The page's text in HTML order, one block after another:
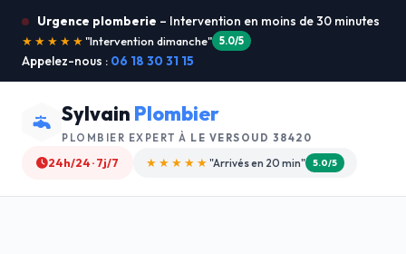
Urgence plomberie – Intervention en moins de 30 minutes
★★★★★"Je recommande !" 4.9/5
Appelez-nous : 06 18 30 31 15
Sylvain Plombier
PLOMBIER EXPERT À LE VERSOUD 38420
24h/24 · 7j/7 ★★★★☆ "Devis gratuit" 4.8/5